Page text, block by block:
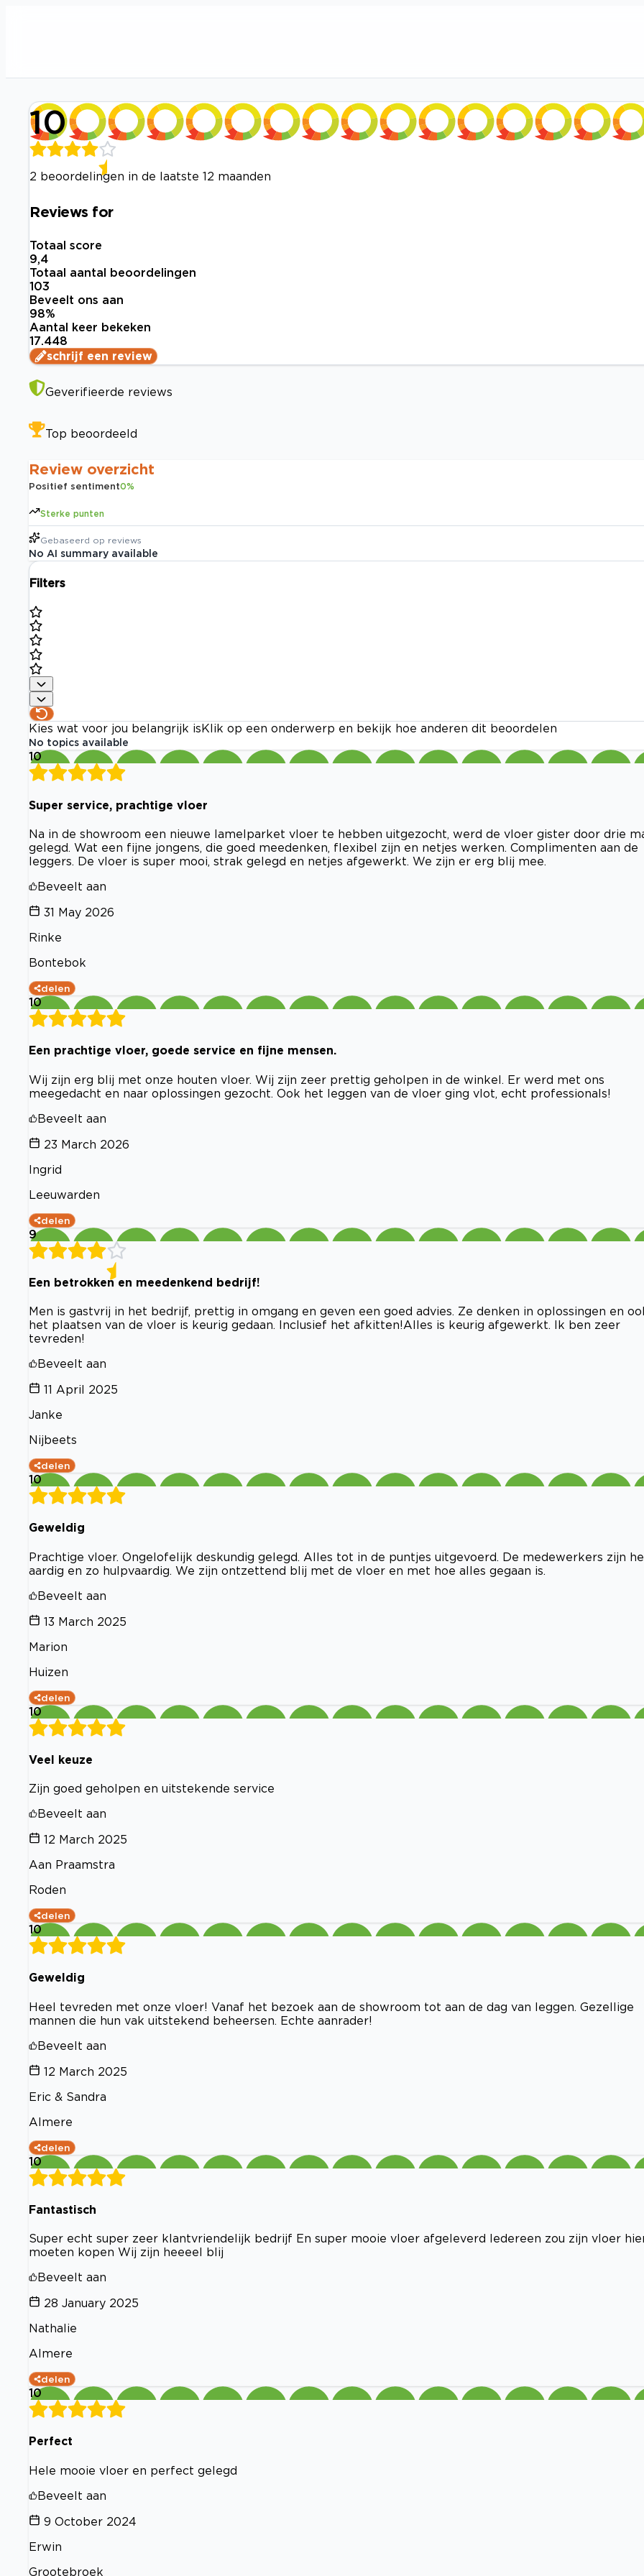
10
2 beoordelingen in de laatste 12 maanden
Reviews for
Totaal score
9,4
Totaal aantal beoordelingen
103
Beveelt ons aan
98%
Aantal keer bekeken
17.448
schrijf een review
Geverifieerde reviews
Top beoordeeld
Review overzicht
Positief sentiment0%
Sterke punten
Gebaseerd op reviews
No AI summary available
Filters
Kies wat voor jou belangrijk is Klik op een onderwerp en bekijk hoe anderen dit beoordelen
No topics available
10
Super service, prachtige vloer
Na in de showroom een nieuwe lamelparket vloer te hebben uitgezocht, werd de vloer gister door drie
gelegd. Wat een fijne jongens, die goed meedenken, flexibel zijn en netjes werken. Complimenten aan de
leggers. De vloer is super mooi, strak gelegd en netjes afgewerkt. We zijn er erg blij mee.
Beveelt aan
31 May 2026
Rinke
Bontebok
delen
10
Een prachtige vloer, goede service en fijne mensen.
Wij zijn erg blij met onze houten vloer. Wij zijn zeer prettig geholpen in de winkel. Er werd met ons
meegedacht en naar oplossingen gezocht. Ook het leggen van de vloer ging vlot, echt professionals!
Beveelt aan
23 March 2026
Ingrid
Leeuwarden
delen
9
Een betrokken en meedenkend bedrijf!
Men is gastvrij in het bedrijf, prettig in omgang en geven een goed advies. Ze denken in oplossingen en
het plaatsen van de vloer is keurig gedaan. Inclusief het afkitten!Alles is keurig afgewerkt. Ik ben zeer
tevreden!
Beveelt aan
11 April 2025
Janke
Nijbeets
delen
10
Geweldig
Prachtige vloer. Ongelofelijk deskundig gelegd. Alles tot in de puntjes uitgevoerd. De medewerkers zijn
aardig en zo hulpvaardig. We zijn ontzettend blij met de vloer en met hoe alles gegaan is.
Beveelt aan
13 March 2025
Marion
Huizen
delen
10
Veel keuze
Zijn goed geholpen en uitstekende service
Beveelt aan
12 March 2025
Aan Praamstra
Roden
delen
10
Geweldig
Heel tevreden met onze vloer! Vanaf het bezoek aan de showroom tot aan de dag van leggen. Gezellige
mannen die hun vak uitstekend beheersen. Echte aanrader!
Beveelt aan
12 March 2025
Eric & Sandra
Almere
delen
10
Fantastisch
Super echt super zeer klantvriendelijk bedrijf En super mooie vloer afgeleverd Iedereen zou zijn vloer
moeten kopen Wij zijn heeeel blij
Beveelt aan
28 January 2025
Nathalie
Almere
delen
10
Perfect
Hele mooie vloer en perfect gelegd
Beveelt aan
9 October 2024
Erwin
Grootebroek